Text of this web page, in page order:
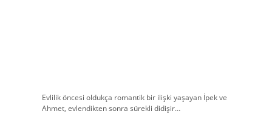
Evlilik öncesi oldukça romantik bir ilişki yaşayan İpek ve
Ahmet, evlendikten sonra sürekli didişir…